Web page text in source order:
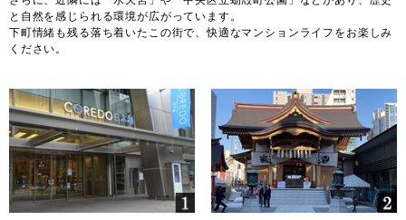
と自然を感じられる環境が広がっています。
下町情緒も残る落ち着いたこの街で、快適なマンションライフをお楽しみ
ください。